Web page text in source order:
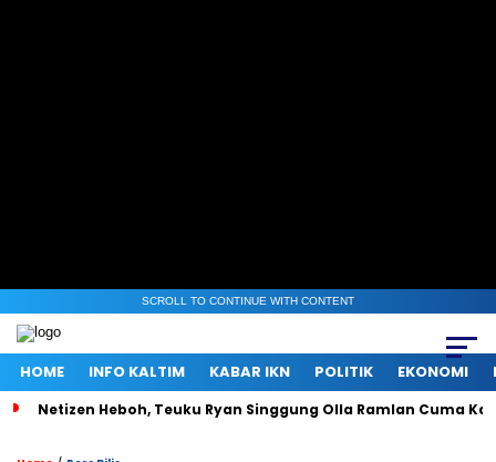
SCROLL TO CONTINUE WITH CONTENT
HOME INFO KALTIM KABAR IKN POLITIK EKONOMI
Netizen Heboh, Teuku Ryan Singgung Olla Ramlan Cuma